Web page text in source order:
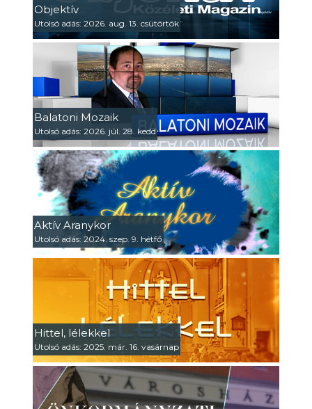
Objektív
Utolsó adás: 2026. aug. 13. csütörtök
Balatoni Mozaik
Utolsó adás: 2026. júl. 28. kedd
Aktív Aranykor
Utolsó adás: 2024. szep. 9. hétfő
Hittel, lélekkel
Utolsó adás: 2025. már. 16. vasárnap